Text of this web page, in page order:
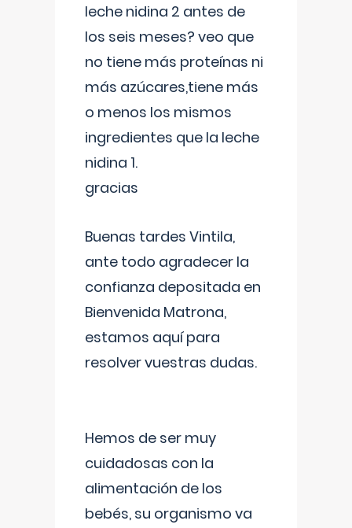
leche nidina 2 antes de
los seis meses? veo que
no tiene más proteínas ni
más azúcares,tiene más
o menos los mismos
ingredientes que la leche
nidina 1.
gracias
Buenas tardes Vintila,
ante todo agradecer la
confianza depositada en
Bienvenida Matrona,
estamos aquí para
resolver vuestras dudas.
Hemos de ser muy
cuidadosas con la
alimentación de los
bebés, su organismo va